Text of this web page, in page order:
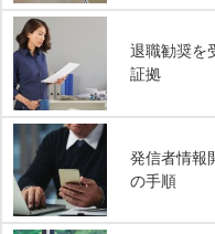
退職勧奨を
証拠
発信者情報
の手順